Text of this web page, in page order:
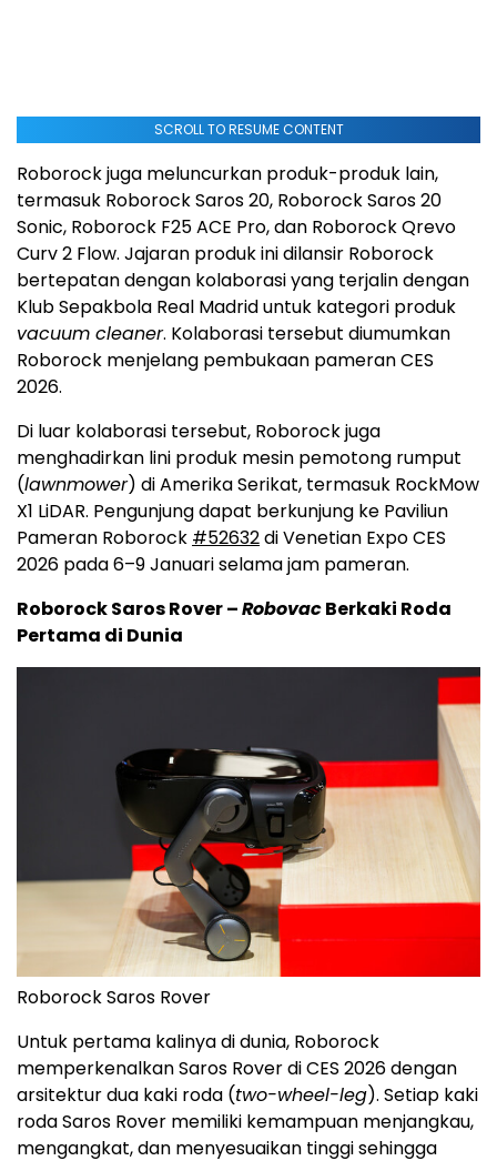
SCROLL TO RESUME CONTENT
Roborock juga meluncurkan produk-produk lain,
termasuk Roborock Saros 20, Roborock Saros 20
Sonic, Roborock F25 ACE Pro, dan Roborock Qrevo
Curv 2 Flow. Jajaran produk ini dilansir Roborock
bertepatan dengan kolaborasi yang terjalin dengan
Klub Sepakbola Real Madrid untuk kategori produk
vacuum cleaner. Kolaborasi tersebut diumumkan
Roborock menjelang pembukaan pameran CES
2026.
Di luar kolaborasi tersebut, Roborock juga
menghadirkan lini produk mesin pemotong rumput
(lawnmower) di Amerika Serikat, termasuk RockMow
X1 LiDAR. Pengunjung dapat berkunjung ke Paviliun
Pameran Roborock #52632di Venetian Expo CES
2026 pada 6–9 Januari selama jam pameran.
Roborock Saros Rover –RobovacBerkaki Roda
Pertama di Dunia
Roborock Saros Rover
Untuk pertama kalinya di dunia, Roborock
memperkenalkan Saros Rover di CES 2026 dengan
arsitektur dua kaki roda (two-wheel-leg). Setiap kaki
roda Saros Rover memiliki kemampuan menjangkau,
mengangkat, dan menyesuaikan tinggi sehingga